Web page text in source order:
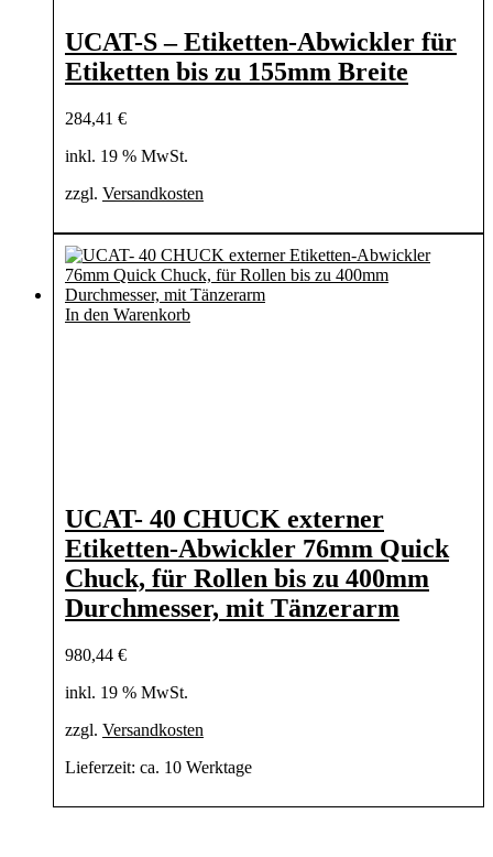
UCAT-S – Etiketten-Abwickler für
Etiketten bis zu 155mm Breite
284,41 €
inkl. 19 % MwSt.
zzgl. Versandkosten
In den Warenkorb
UCAT- 40 CHUCK externer
Etiketten-Abwickler 76mm Quick
Chuck, für Rollen bis zu 400mm
Durchmesser, mit Tänzerarm
980,44 €
inkl. 19 % MwSt.
zzgl. Versandkosten
Lieferzeit: ca. 10 Werktage